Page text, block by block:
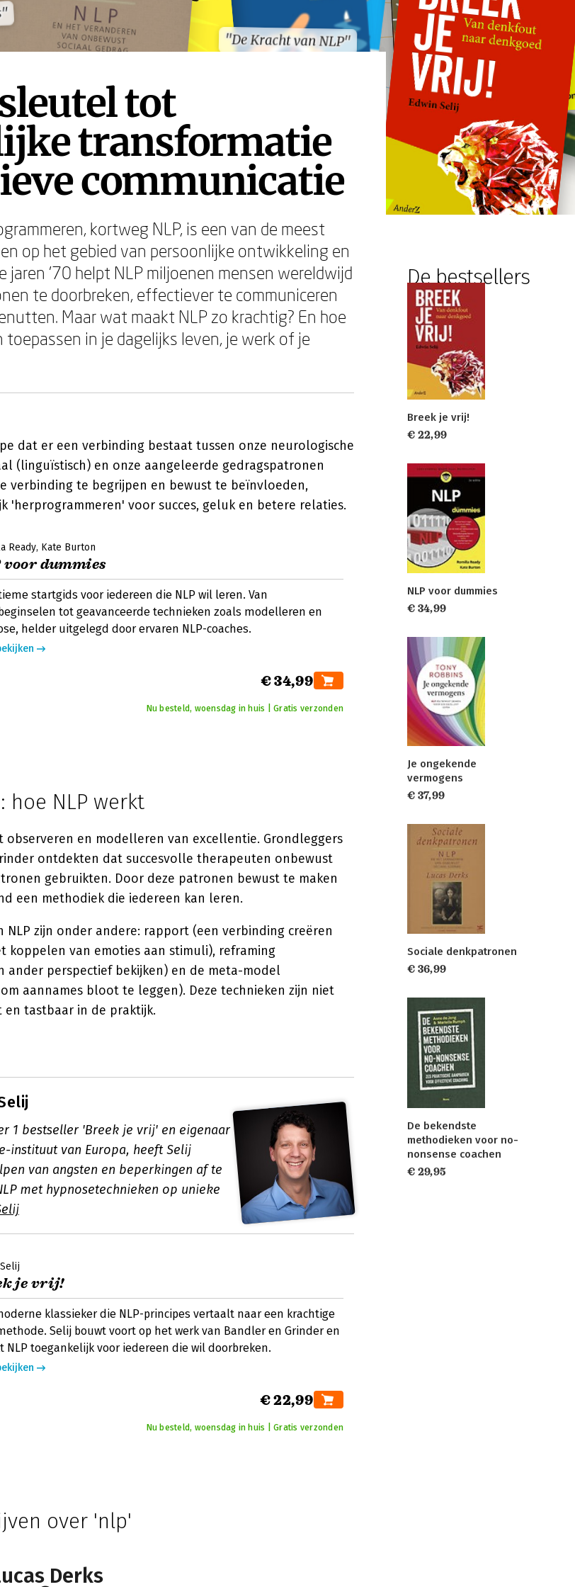
"De Kracht van NLP"
"De Kracht van NLP"
tot
transformatie
communicatie
kortweg NLP, is een van de meest
op het gebied van persoonlijke ontwikkeling en
jaren '70 helpt NLP miljoenen mensen wereldwijd
te doorbreken, effectiever te communiceren
Maar wat maakt NLP zo krachtig? En hoe
toepassen in je dagelijks leven, je werk of je
dat er een verbinding bestaat tussen onze neurologische
(linguïstisch) en onze aangeleerde gedragspatronen
verbinding te begrijpen en bewust te beïnvloeden,
'herprogrammeren' voor succes, geluk en betere relaties.
Ready Kate Burton
voor dummies
startgids voor iedereen die NLP wil leren. Van
tot geavanceerde technieken zoals modelleren en
helder uitgelegd door ervaren NLP-coaches.
€ 34,99
Nu besteld, woensdag in huis | Gratis verzonden
hoe NLP werkt
observeren en modelleren van excellentie. Grondleggers
ontdekten dat succesvolle therapeuten onbewust
gebruikten. Door deze patronen bewust te maken
een methodiek die iedereen kan leren.
NLP zijn onder andere: rapport (een verbinding creëren
koppelen van emoties aan stimuli), reframing
ander perspectief bekijken) en de meta-model
aannames bloot te leggen). Deze technieken zijn niet
en tastbaar in de praktijk.
1 bestseller 'Breek je vrij' en eigenaar
instituut van Europa, heeft Selij
van angsten en beperkingen af te
met hypnosetechnieken op unieke
je vrij!
klassieker die NLP-principes vertaalt naar een krachtige
Selij bouwt voort op het werk van Bandler en Grinder en
NLP toegankelijk voor iedereen die wil doorbreken.
€ 22,99
Nu besteld, woensdag in huis | Gratis verzonden
over 'nlp'
Derks
De bestsellers
Breek je vrij!
€ 22,99
NLP voor dummies
€ 34,99
Je ongekende
vermogens
€ 37,99
Sociale denkpatronen
€ 36,99
De bekendste
methodieken voor no-
nonsense coachen
€ 29,95